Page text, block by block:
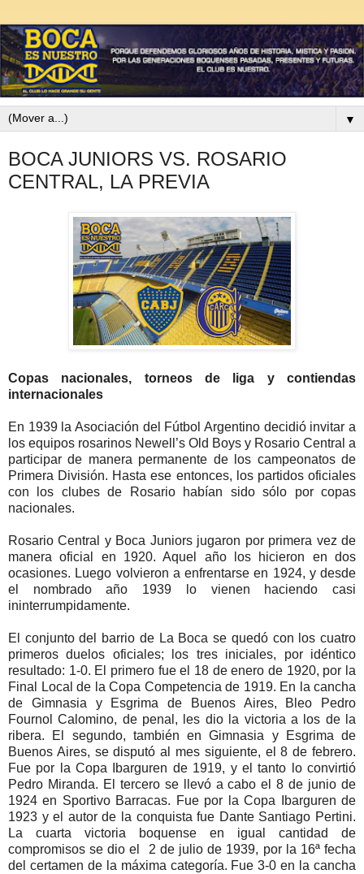
▼
BOCA JUNIORS VS. ROSARIO
CENTRAL, LA PREVIA
Copas nacionales, torneos de liga y contiendas
internacionales
En 1939 la Asociación del Fútbol Argentino decidió invitar a
los equipos rosarinos Newell’s Old Boys y Rosario Central a
participar de manera permanente de los campeonatos de
Primera División. Hasta ese entonces, los partidos oficiales
con los clubes de Rosario habían sido sólo por copas
nacionales.
Rosario Central y Boca Juniors jugaron por primera vez de
manera oficial en 1920. Aquel año los hicieron en dos
ocasiones. Luego volvieron a enfrentarse en 1924, y desde
el nombrado año 1939 lo vienen haciendo casi
ininterrumpidamente.
El conjunto del barrio de La Boca se quedó con los cuatro
primeros duelos oficiales; los tres iniciales, por idéntico
resultado: 1-0. El primero fue el 18 de enero de 1920, por la
Final Local de la Copa Competencia de 1919. En la cancha
de Gimnasia y Esgrima de Buenos Aires, Bleo Pedro
Fournol Calomino, de penal, les dio la victoria a los de la
ribera. El segundo, también en Gimnasia y Esgrima de
Buenos Aires, se disputó al mes siguiente, el 8 de febrero.
Fue por la Copa Ibarguren de 1919, y el tanto lo convirtió
Pedro Miranda. El tercero se llevó a cabo el 8 de junio de
1924 en Sportivo Barracas. Fue por la Copa Ibarguren de
1923 y el autor de la conquista fue Dante Santiago Pertini.
La cuarta victoria boquense en igual cantidad de
compromisos se dio el 2 de julio de 1939, por la 16ª fecha
del certamen de la máxima categoría. Fue 3-0 en la cancha